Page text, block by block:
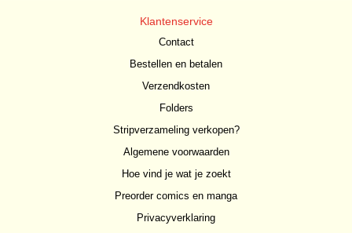
Klantenservice
Contact
Bestellen en betalen
Verzendkosten
Folders
Stripverzameling verkopen?
Algemene voorwaarden
Hoe vind je wat je zoekt
Preorder comics en manga
Privacyverklaring